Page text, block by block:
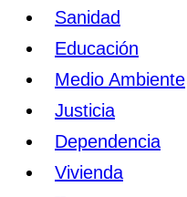
Sanidad
Educación
Medio Ambiente
Justicia
Dependencia
Vivienda